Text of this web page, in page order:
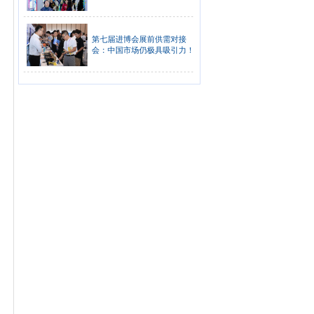
第七届进博会展前供需对接
会：中国市场仍极具吸引力！